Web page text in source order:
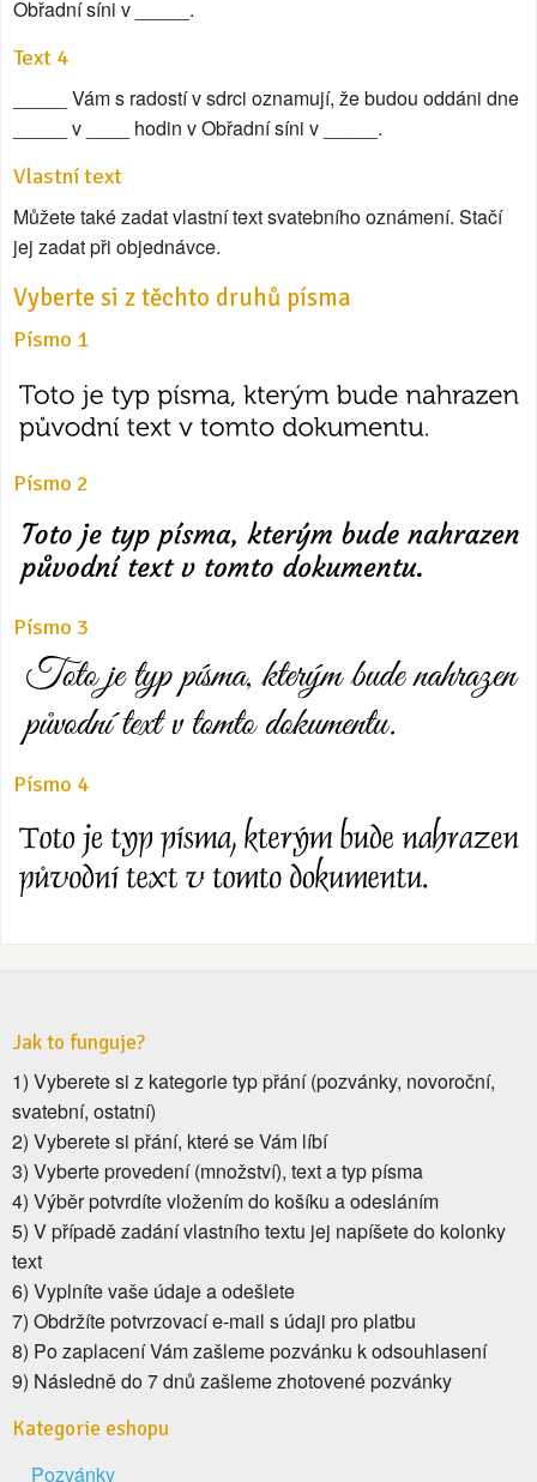
Obřadní síni v _____.
Text 4
_____ Vám s radostí v sdrci oznamují, že budou oddáni dne
_____ v ____ hodin v Obřadní síni v _____.
Vlastní text
Můžete také zadat vlastní text svatebního oznámení. Stačí
jej zadat při objednávce.
Vyberte si z těchto druhů písma
Písmo 1
Písmo 2
Písmo 3
Písmo 4
Jak to funguje?
1) Vyberete si z kategorie typ přání (pozvánky, novoroční,
svatební, ostatní)
2) Vyberete si přání, které se Vám líbí
3) Vyberte provedení (množství), text a typ písma
4) Výběr potvrdíte vložením do košíku a odesláním
5) V případě zadání vlastního textu jej napíšete do kolonky
text
6) Vyplníte vaše údaje a odešlete
7) Obdržíte potvrzovací e-mail s údaji pro platbu
8) Po zaplacení Vám zašleme pozvánku k odsouhlasení
9) Následně do 7 dnů zašleme zhotovené pozvánky
Kategorie eshopu
Pozvánky